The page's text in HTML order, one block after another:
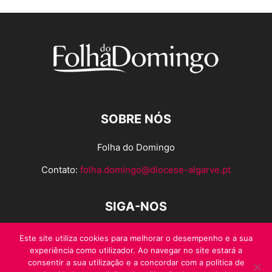
SOBRE NÓS
Folha do Domingo
Contato: folha.domingo@diocese-algarve.pt
SIGA-NOS
Este site utiliza cookies para melhorar o desempenho e a sua
experiência como utilizador. Ao navegar no site estará a
consentir a sua utilização e a concordar com a politica de